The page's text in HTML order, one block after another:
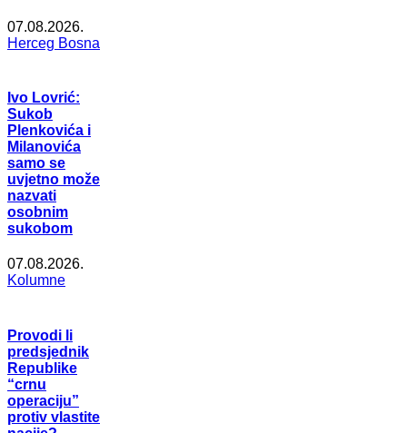
07.08.2026.
Herceg Bosna
Ivo Lovrić:
Sukob
Plenkovića i
Milanovića
samo se
uvjetno može
nazvati
osobnim
sukobom
07.08.2026.
Kolumne
Provodi li
predsjednik
Republike
“crnu
operaciju”
protiv vlastite